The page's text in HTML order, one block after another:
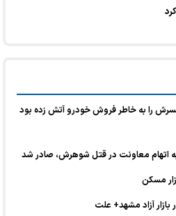
را به خاطر فروش خودرو آتش زده بود
اتهام معاونت در قتل شوهرش، صادر شد
مسکن